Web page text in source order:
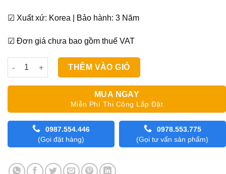
☑ Xuất xứ: Korea | Bảo hành: 3 Năm
☑ Đơn giá chưa bao gồm thuế VAT
Màn Cuốn Hàn Quốc Modero Bravo số lượng
THÊM VÀO GIỎ
MUA NGAY
Miễn Phí Thi Công Lắp Đặt
0987.554.446
(Gọi đặt hàng)
0978.553.775
(Gọi tư vấn sản phẩm)